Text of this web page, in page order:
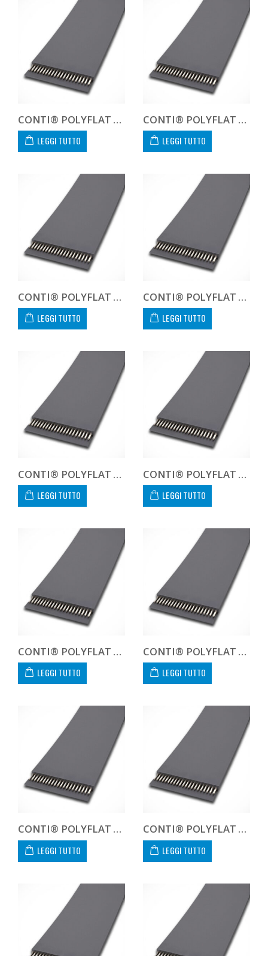
CONTI® POLYFLAT FLA F 20 HF
LEGGI TUTTO
CONTI® POLYFLAT FLA F 20 HP
LEGGI TUTTO
CONTI® POLYFLAT FLA F 20 HS
LEGGI TUTTO
CONTI® POLYFLAT FLA F 20 XHP
LEGGI TUTTO
CONTI® POLYFLAT FLA F 25 HF
LEGGI TUTTO
CONTI® POLYFLAT FLA F 25 HP
LEGGI TUTTO
CONTI® POLYFLAT FLA F 25 HS
LEGGI TUTTO
CONTI® POLYFLAT FLA F 25 XHP
LEGGI TUTTO
CONTI® POLYFLAT FLA F 25 XHP II
LEGGI TUTTO
CONTI® POLYFLAT FLA F 30 HF
LEGGI TUTTO